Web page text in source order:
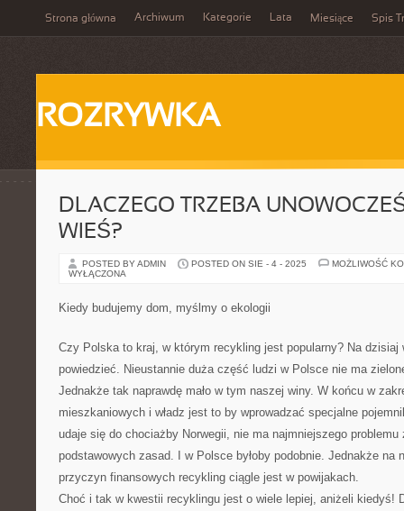
Strona główna Archiwum Kategorie Lata Miesiące Spis
ROZRYWKA
DLACZEGO TRZEBA
WIEŚ?
POSTED BY ADMIN POSTED ON SIE - 4 - 2025
MOŻLIWOŚĆ
WYŁĄCZONA
Kiedy budujemy dom, myślmy o ekologii
Czy Polska to kraj, w którym recykling jest popularny? Na dzisiaj
powiedzieć. Nieustannie duża część ludzi w Polsce nie ma
Jednakże tak naprawdę mało w tym naszej winy. W końcu w
mieszkaniowych i władz jest to by wprowadzać specjalne
udaje się do chociażby Norwegii, nie ma najmniejszego problemu
podstawowych zasad. I w Polsce byłoby podobnie. Jednakże na
przyczyn finansowych recykling ciągle jest w powijakach.
Choć i tak w kwestii recyklingu jest o wiele lepiej, aniżeli kiedyś!